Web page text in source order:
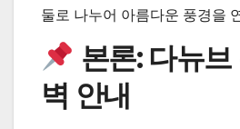
둘로 나누어 아름다운 풍경을
본론: 다뉴
벽 안내